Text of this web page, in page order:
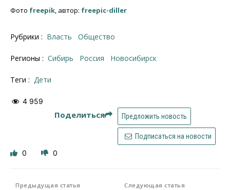
Фото freepik, автор: freepic-diller
Рубрики : Власть Общество
Регионы : Сибирь Россия Новосибирск
Теги : дети
4 959
Поделиться Предложить новость
Подписаться на новости
0 0
Предыдущая статья Следующая статья